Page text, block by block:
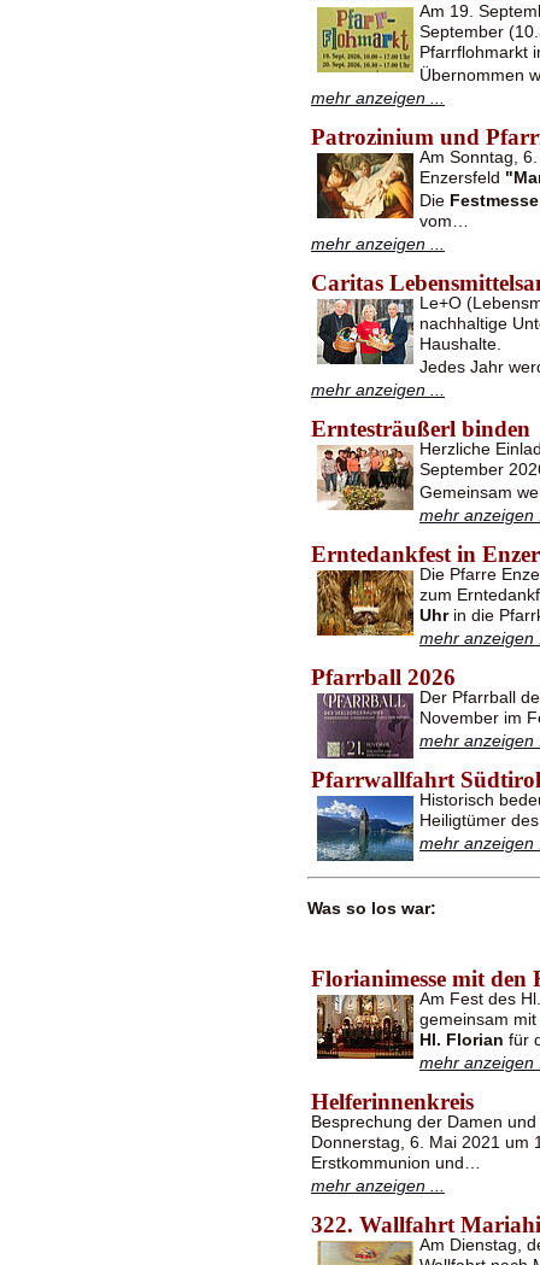
Am 19.
September
Pfarrflohmarkt
Übernommen
mehr anzeigen ...
Patrozinium und
Am Sonntag,
Enzersfeld
Die Festmesse
vom…
mehr anzeigen ...
Caritas
Le+O
nachhaltige
Haushalte.
Jedes Jahr
mehr anzeigen ...
Erntesträußerl binden
Herzliche
September
Gemeinsam
mehr anzeigen
Erntedankfest in
Die Pfarre
zum
Uhrin die
mehr anzeigen
Pfarrball 2026
Der Pfarrball
November im
mehr anzeigen
Pfarrwallfahrt Südtirol
Historisch
Heiligtümer
mehr anzeigen
Was so los war:
Florianimesse mit den
Am Fest des
gemeinsam
Hl. Florian für
mehr anzeigen
Helferinnenkreis
Besprechung der Damen
Donnerstag, 6. Mai 2021 um
Erstkommunion und…
mehr anzeigen ...
322. Wallfahrt
Am Dienstag,